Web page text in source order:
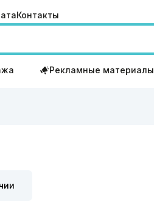
Контакты
Рекламные материалы